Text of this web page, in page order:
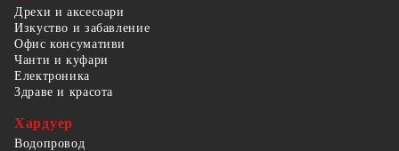
Дрехи и аксесоари
Изкуство и забавление
Офис консумативи
Чанти и куфари
Електроника
Здраве и красота
Хардуер
Водопровод